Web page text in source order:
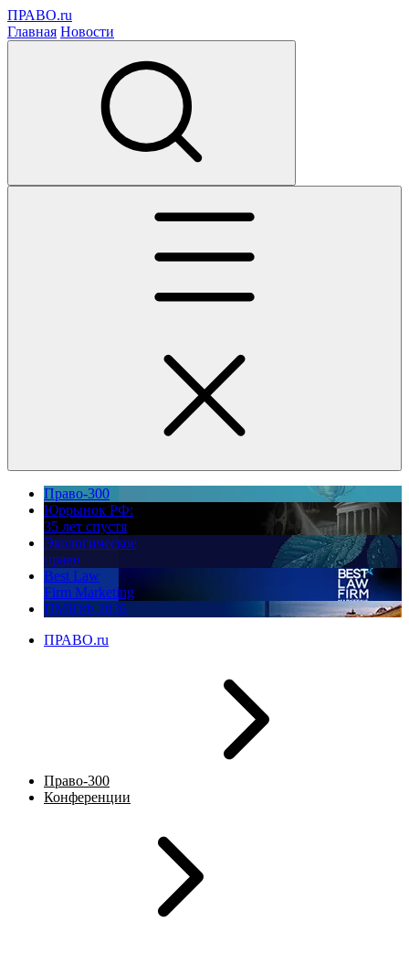
ПРАВО.ru
Главная Новости
Право-300
Юррынок РФ:
35 лет спустя
Экологическое
право
Best Law
Firm Marketing
ПМЮФ 2026
ПРАВО.ru
Право-300
Конференции